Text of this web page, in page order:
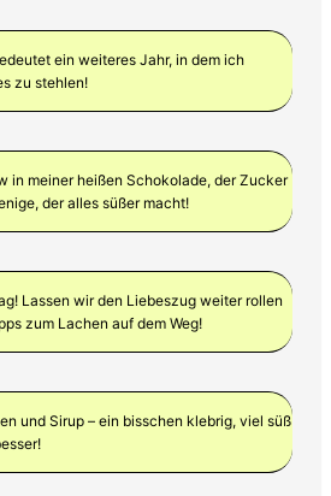
ein weiteres Jahr, in dem ich
zu stehlen!
in meiner heißen Schokolade, der Zucker
der alles süßer macht!
Lassen wir den Liebeszug weiter rollen
zum Lachen auf dem Weg!
und Sirup – ein bisschen klebrig, viel süß